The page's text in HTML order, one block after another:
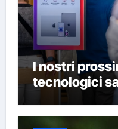
I nostri
tecnologici